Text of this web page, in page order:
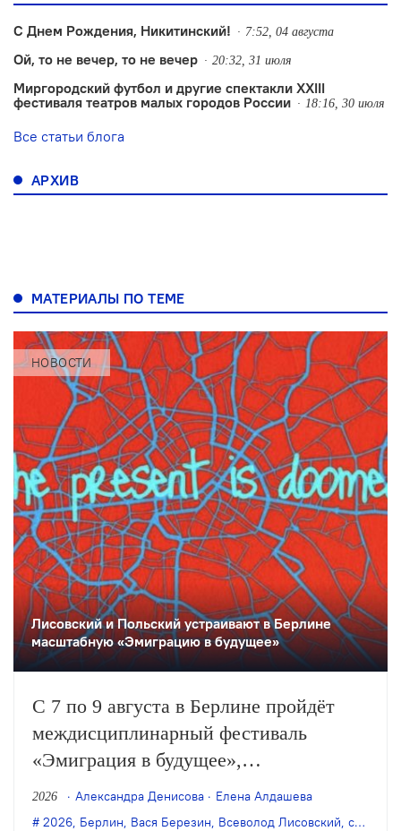
С Днем Рождения, Никитинский! 7:52, 04 августа
Ой, то не вечер, то не вечер 20:32, 31 июля
Миргородский футбол и другие спектакли XXIII
фестиваля театров малых городов России
18:16, 30 июля
Все статьи блога
АРХИВ
МАТЕРИАЛЫ ПО ТЕМЕ
НОВОСТИ
Лисовский и Польский устраивают в Берлине
масштабную «Эмиграцию в будущее»
С 7 по 9 августа в Берлине пройдёт
междисциплинарный фестиваль
«Эмиграция в будущее»,
организованный художником Антоном
Польским и режиссёром Всеволодом
2026 Александра Денисова
Елена Алдашева
2026 Берлин Вася Березин Всеволод Лисовский современное искусство